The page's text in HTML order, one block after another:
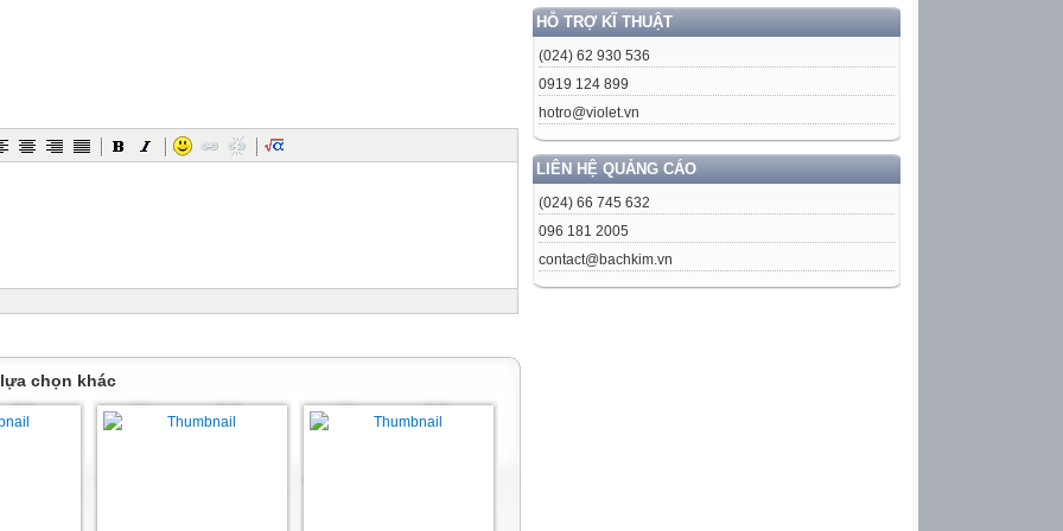
HỖ TRỢ KĨ THUẬT
(024) 62 930 536
0919 124 899
hotro@violet.vn
LIÊN HỆ QUẢNG CÁO
(024) 66 745 632
096 181 2005
contact@bachkim.vn
của hai chị em Sơn
của chị em Sơn
trả áo của hai
chọn khác